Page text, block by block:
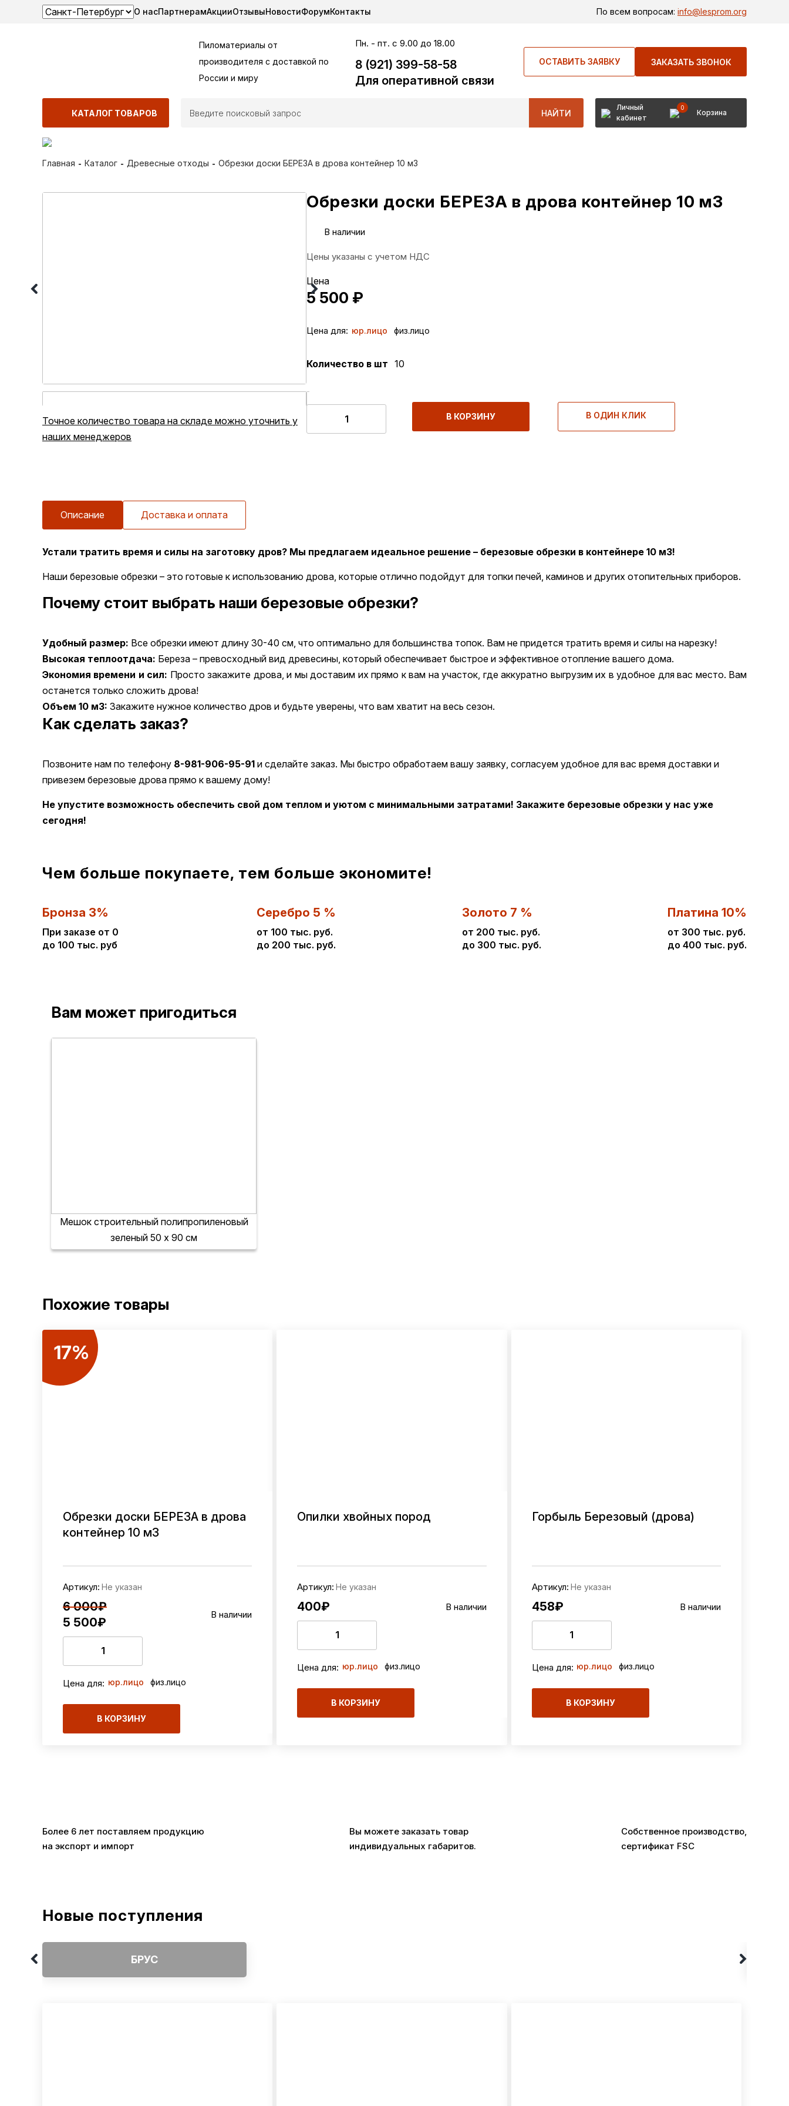
О насПартнерамАкцииОтзывыНовостиФорумКонтакты По всем вопросам: info@lesprom.org
Пиломатериалы от
производителя c доставкой по
России и миру
Пн. - пт. с 9.00 до 18.00
8 (921) 399-58-58
Для оперативной связи
ОСТАВИТЬ ЗАЯВКУ ЗАКАЗАТЬ ЗВОНОК
КАТАЛОГ ТОВАРОВ НАЙТИ
Личный
кабинет
0
Корзина
Главная Каталог Древесные отходы Обрезки доски БЕРЕЗА в дрова контейнер 10 м3
В ОДИН КЛИК В ОДИН КЛИК В ОДИН КЛИК
Точное количество товара на складе можно уточнить у
наших менеджеров
Обрезки доски БЕРЕЗА в дрова контейнер 10 м3
В наличии
Цены указаны с учетом НДС
Цена
5 500 ₽
Цена для: юр.лицо физ.лицо
Количество в шт 10
В КОРЗИНУ В ОДИН КЛИК
Описание Доставка и оплата
Устали тратить время и силы на заготовку дров? Мы предлагаем идеальное решение – березовые обрезки в контейнере 10 м3!
Наши березовые обрезки – это готовые к использованию дрова, которые отлично подойдут для топки печей, каминов и других отопительных приборов.
Почему стоит выбрать наши березовые обрезки?
Удобный размер: Все обрезки имеют длину 30-40 см, что оптимально для большинства топок. Вам не придется тратить время и силы на нарезку!
Высокая теплоотдача: Береза – превосходный вид древесины, который обеспечивает быстрое и эффективное отопление вашего дома.
Экономия времени и сил: Просто закажите дрова, и мы доставим их прямо к вам на участок, где аккуратно выгрузим их в удобное для вас место. Вам
останется только сложить дрова!
Объем 10 м3: Закажите нужное количество дров и будьте уверены, что вам хватит на весь сезон.
Как сделать заказ?
Позвоните нам по телефону 8-981-906-95-91 и сделайте заказ. Мы быстро обработаем вашу заявку, согласуем удобное для вас время доставки и
привезем березовые дрова прямо к вашему дому!
Не упустите возможность обеспечить свой дом теплом и уютом с минимальными затратами! Закажите березовые обрезки у нас уже
сегодня!
Чем больше покупаете, тем больше экономите!
Бронза 3%
При заказе от 0
до 100 тыс. руб
Серебро 5 %
от 100 тыс. руб.
до 200 тыс. руб.
Золото 7 %
от 200 тыс. руб.
до 300 тыс. руб.
Платина 10%
от 300 тыс. руб.
до 400 тыс. руб.
Вам может пригодиться
Мешок строительный полипропиленовый
зеленый 50 х 90 см
Похожие товары
17%
В ОДИН КЛИК
Обрезки доски БЕРЕЗА в дрова
контейнер 10 м3
Артикул: Не указан
6 000₽
5 500₽
В наличии
Цена для: юр.лицо физ.лицо
В КОРЗИНУ
Опилки хвойных пород
Артикул: Не указан
400₽ В наличии
Цена для: юр.лицо физ.лицо
В КОРЗИНУ
Горбыль Березовый (дрова)
Артикул: Не указан
458₽ В наличии
Цена для: юр.лицо физ.лицо
В КОРЗИНУ
Более 6 лет поставляем продукцию
на экспорт и импорт
Вы можете заказать товар
индивидуальных габаритов.
Собственное производство,
сертификат FSC
Новые поступления
БРУС